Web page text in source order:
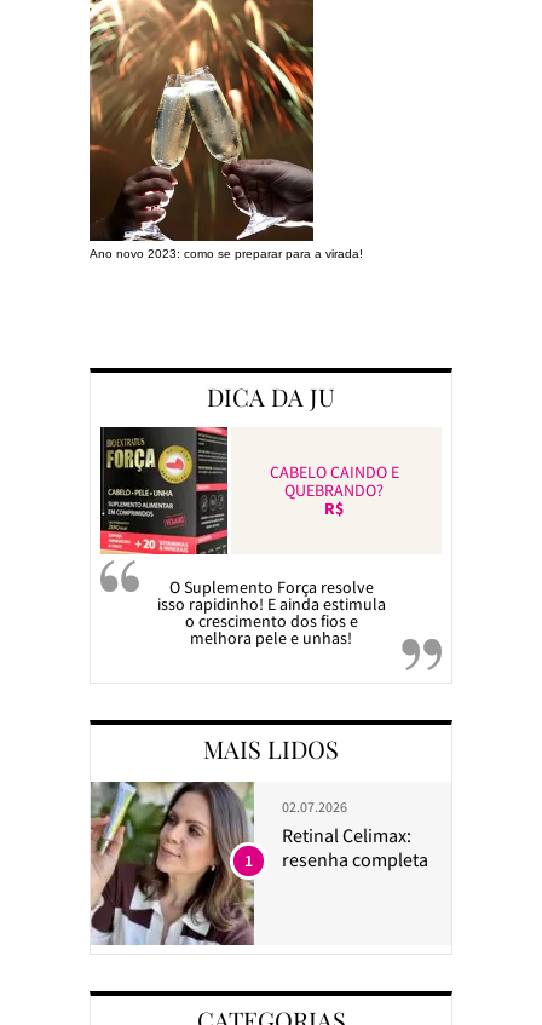
Ano novo 2023: como se preparar para a virada!
DICA DA JU
CABELO CAINDO E
QUEBRANDO?
R$
O Suplemento Força resolve
isso rapidinho! E ainda estimula
o crescimento dos fios e
melhora pele e unhas!
MAIS LIDOS
02.07.2026
Retinal Celimax:
resenha completa
1